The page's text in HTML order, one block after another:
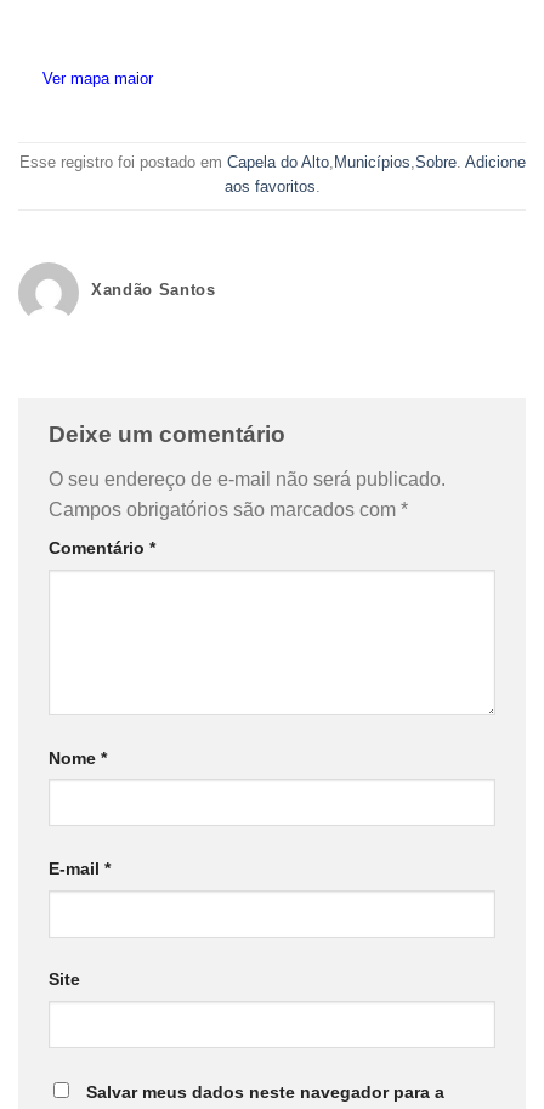
Ver mapa maior
Esse registro foi postado em Capela do Alto, Municípios,Sobre. Adicione
aos favoritos.
Xandão Santos
Deixe um comentário
O seu endereço de e-mail não será publicado.
Campos obrigatórios são marcados com *
Comentário *
Nome *
E-mail *
Site
Salvar meus dados neste navegador para a